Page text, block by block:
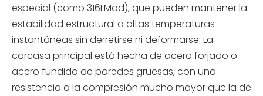
especial (como 316LMod), que pueden mantener la
estabilidad estructural a altas temperaturas
instantáneas sin derretirse ni deformarse. La
carcasa principal está hecha de acero forjado o
acero fundido de paredes gruesas, con una
resistencia a la compresión mucho mayor que la de